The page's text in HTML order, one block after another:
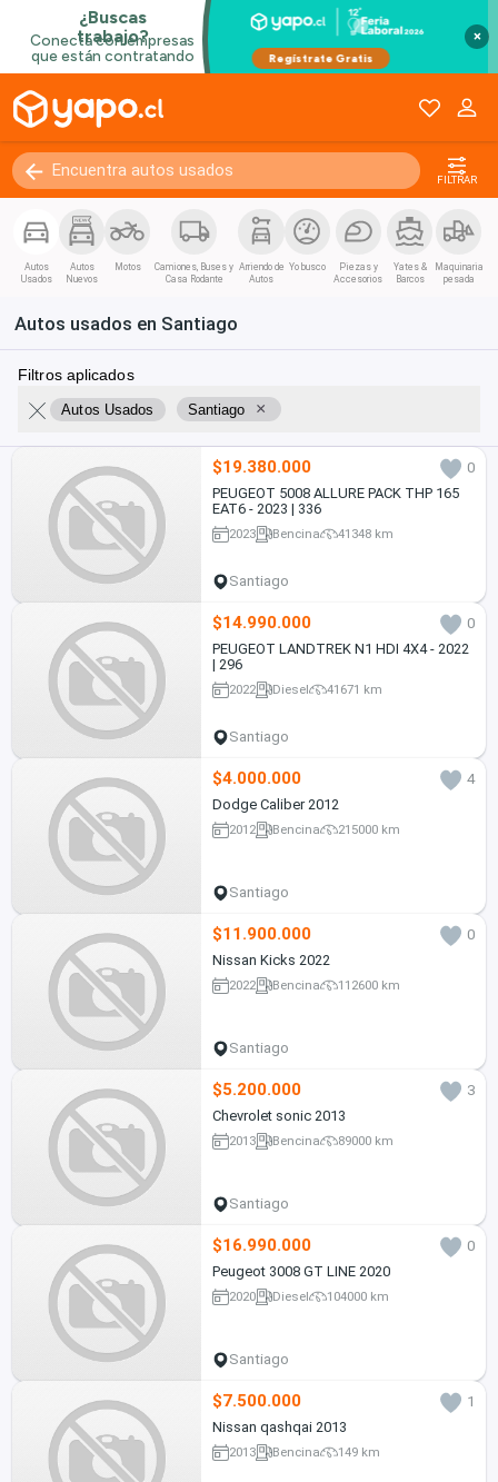
×
FILTRAR
Autos
Usados
Autos
Nuevos
Motos
Camiones, Buses y
Casa Rodante
Arriendo de
Autos
Yo busco
Piezas y
Accesorios
Yates &
Barcos
Maquinaria
pesada
Autos usados en Santiago
Filtros aplicados
Autos Usados Santiago ×
$19.380.000
0
PEUGEOT 5008 ALLURE PACK THP 165
EAT6 - 2023 | 336
2023 Bencina 41348 km
Santiago
$14.990.000
0
PEUGEOT LANDTREK N1 HDI 4X4 - 2022
| 296
2022 Diesel 41671 km
Santiago
$4.000.000
4
Dodge Caliber 2012
2012 Bencina 215000 km
Santiago
$11.900.000
0
Nissan Kicks 2022
2022 Bencina 112600 km
Santiago
$5.200.000
3
Chevrolet sonic 2013
2013 Bencina 89000 km
Santiago
$16.990.000
0
Peugeot 3008 GT LINE 2020
2020 Diesel 104000 km
Santiago
$7.500.000
1
Nissan qashqai 2013
2013 Bencina 149 km